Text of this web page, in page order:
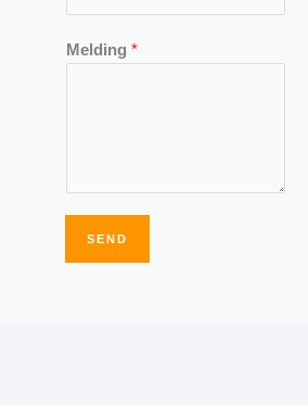
Melding *
SEND